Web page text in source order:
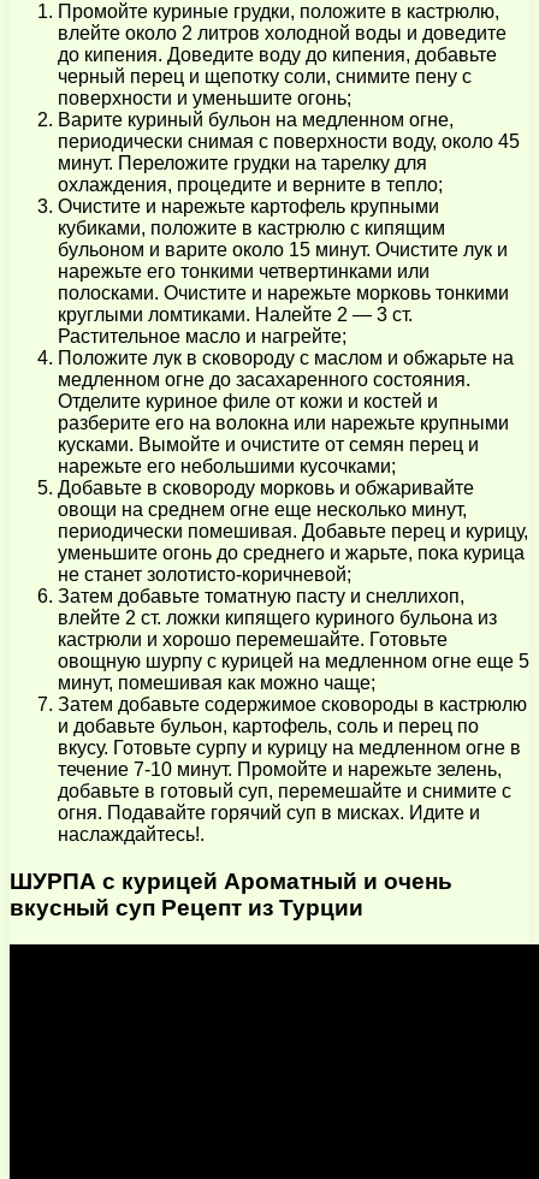
Промойте куриные грудки, положите в кастрюлю,
влейте около 2 литров холодной воды и доведите
до кипения. Доведите воду до кипения, добавьте
черный перец и щепотку соли, снимите пену с
поверхности и уменьшите огонь;
Варите куриный бульон на медленном огне,
периодически снимая с поверхности воду, около 45
минут. Переложите грудки на тарелку для
охлаждения, процедите и верните в тепло;
Очистите и нарежьте картофель крупными
кубиками, положите в кастрюлю с кипящим
бульоном и варите около 15 минут. Очистите лук и
нарежьте его тонкими четвертинками или
полосками. Очистите и нарежьте морковь тонкими
круглыми ломтиками. Налейте 2 — 3 ст.
Растительное масло и нагрейте;
Положите лук в сковороду с маслом и обжарьте на
медленном огне до засахаренного состояния.
Отделите куриное филе от кожи и костей и
разберите его на волокна или нарежьте крупными
кусками. Вымойте и очистите от семян перец и
нарежьте его небольшими кусочками;
Добавьте в сковороду морковь и обжаривайте
овощи на среднем огне еще несколько минут,
периодически помешивая. Добавьте перец и курицу,
уменьшите огонь до среднего и жарьте, пока курица
не станет золотисто-коричневой;
Затем добавьте томатную пасту и снеллихоп,
влейте 2 ст. ложки кипящего куриного бульона из
кастрюли и хорошо перемешайте. Готовьте
овощную шурпу с курицей на медленном огне еще 5
минут, помешивая как можно чаще;
Затем добавьте содержимое сковороды в кастрюлю
и добавьте бульон, картофель, соль и перец по
вкусу. Готовьте сурпу и курицу на медленном огне в
течение 7-10 минут. Промойте и нарежьте зелень,
добавьте в готовый суп, перемешайте и снимите с
огня. Подавайте горячий суп в мисках. Идите и
наслаждайтесь!.
ШУРПА с курицей Ароматный и очень
вкусный суп Рецепт из Турции